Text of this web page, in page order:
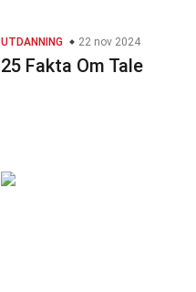
UTDANNING 22 nov 2024
25 Fakta Om Tale